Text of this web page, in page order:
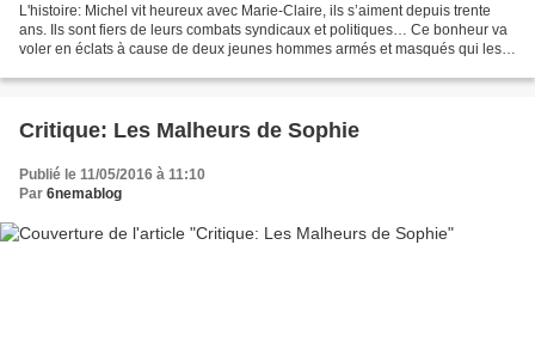
L'histoire: Michel vit heureux avec Marie-Claire, ils s’aiment depuis trente
ans. Ils sont fiers de leurs combats syndicaux et politiques… Ce bonheur va
voler en éclats à cause de deux jeunes hommes armés et masqués qui les
Critique: Les Malheurs de Sophie
Publié le 11/05/2016 à 11:10
Par 6nemablog